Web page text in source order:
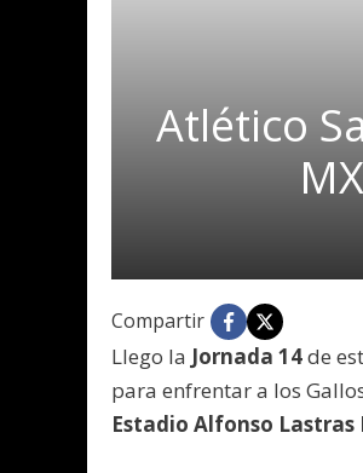
Atlético
Compartir
Llego la Jornada 14de
para enfrentar a los
Estadio Alfonso Lastras